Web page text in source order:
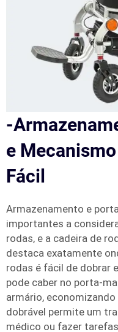
-
e
Fácil
Armazenamento e
importantes a
rodas, e a cadeira de
destaca exatamente
rodas é fácil de dobrar
pode caber no porta-
armário, economizando
dobrável permite um
médico ou fazer